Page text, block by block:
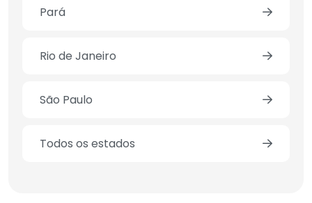
Pará
Rio de Janeiro
São Paulo
Todos os estados